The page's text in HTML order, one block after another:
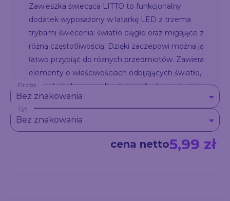
Zawieszka świecąca LITTO to funkcjonalny
dodatek wyposażony w latarkę LED z trzema
trybami świecenia: światło ciągłe oraz migające z
różną częstotliwością. Dzięki zaczepowi można ją
łatwo przypiąć do różnych przedmiotów. Zawiera
elementy o właściwościach odbijających światło,
które dodatkowo podkreślają jej funkcjonalność po
zmroku.
Przód
Bez znakowania
Tył
Bez znakowania
cena netto5,99 zł